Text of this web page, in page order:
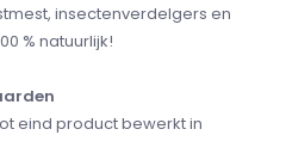
insectenverdelgers en
% natuurlijk!
eind product bewerkt in